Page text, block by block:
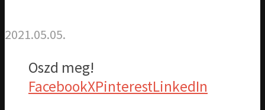
2021.05.05.
Oszd meg!
FacebookXPinterestLinkedIn